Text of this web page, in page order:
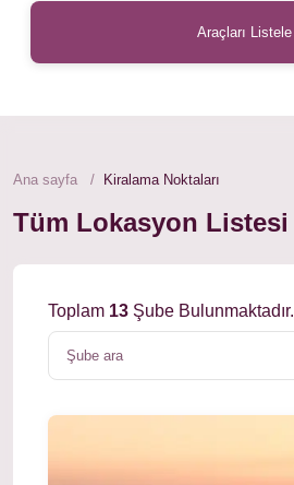
Araçları Listele
Ana sayfa Kiralama Noktaları
Tüm Lokasyon Listesi
Toplam 13 Şube Bulunmaktadır.